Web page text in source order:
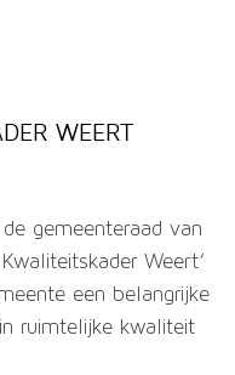
WEERT
gemeenteraad van
Weert’
een belangrijke
ruimtelijke kwaliteit